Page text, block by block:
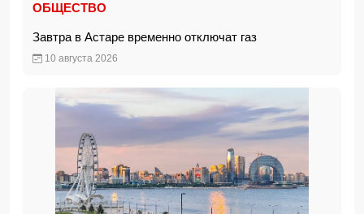
ОБЩЕСТВО
Завтра в Астаре временно отключат газ
10 августа 2026